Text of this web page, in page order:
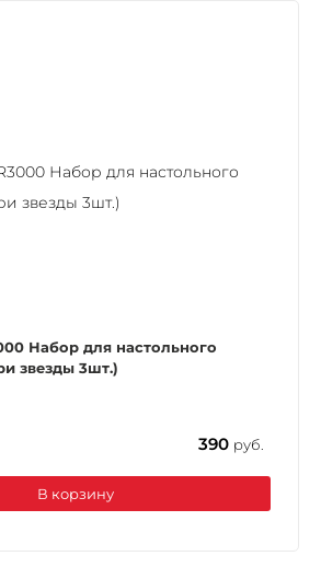
Набор для настольного
звезды 3шт.)
390 руб.
В корзину